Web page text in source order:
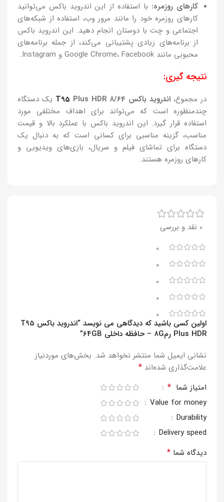
کارهای روزمره: با استفاده از این اندروید باکس می‌توانید
کارهای روزمره خود را مانند مرور وب، استفاده از شبکه‌های
اجتماعی و چت با دوستان انجام دهید. این اندروید باکس
از برنامه‌های زیادی پشتیبانی می‌کند، از جمله برنامه‌های
محبوبی مانند Google Chrome، Facebook و Instagram.
نتیجه گیری:
در مجموع، اندروید باکس T95 Plus HDR 8/64
یک دستگاه
چندمنظوره است که می‌تواند برای اهداف مختلفی مورد
استفاده قرار گیرد. این اندروید باکس با عملکرد بالا و قیمت
مناسب، گزینه مناسبی برای کسانی است که به دنبال یک
دستگاه برای تماشای فیلم و سریال، بازی‌های ویدیویی و
کارهای روزمره هستند.
0 نقد و بررسی
0
0
0
0
0
اولین کسی باشید که دیدگاهی می نویسد “اندروید باکس T95
Plus HDR رم8G – حافظه داخلی 64GB”
نشانی ایمیل شما منتشر نخواهد شد. بخش‌های موردنیاز
علامت‌گذاری شده‌اند *
امتیاز شما *
Value for money
Durability
Delivery speed
دیدگاه شما *